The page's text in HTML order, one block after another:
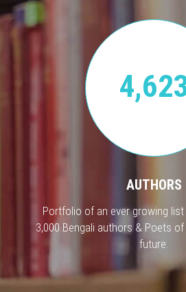
AUTHORS
Portfolio of an ever growing
3,000 Bengali authors & Poets
future.